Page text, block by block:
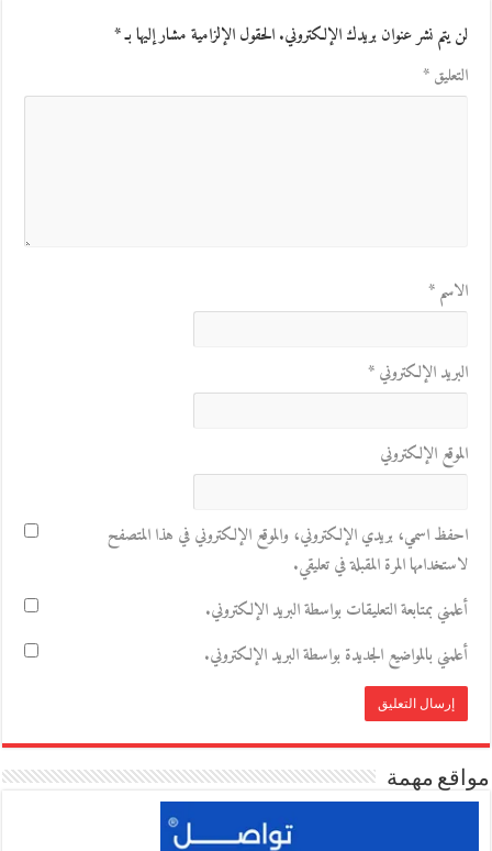
لن يتم نشر عنوان بريدك الإلكتروني.الحقول الإلزامية مشار إليها بـ*
التعليق*
الاسم*
البريد الإلكتروني*
الموقع الإلكتروني
احفظ اسمي، بريدي الإلكتروني، والموقع الإلكتروني في هذا المتصفح
لاستخدامها المرة المقبلة في تعليقي.
أعلمني بمتابعة التعليقات بواسطة البريد الإلكتروني.
أعلمني بالمواضيع الجديدة بواسطة البريد الإلكتروني.
مواقع مهمة